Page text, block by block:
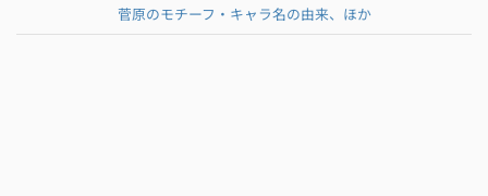
菅原のモチーフ・キャラ名の由来、ほか